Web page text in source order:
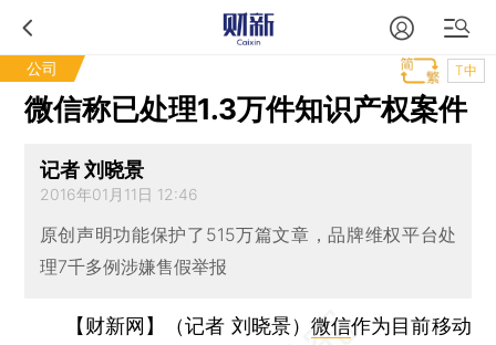
公司 T中
微信称已处理1.3万件知识产权案件
记者 刘晓景
2016年01月11日 12:46
原创声明功能保护了515万篇文章，品牌维权平台处
理7千多例涉嫌售假举报
【财新网】（记者 刘晓景） 微信作为目前移动